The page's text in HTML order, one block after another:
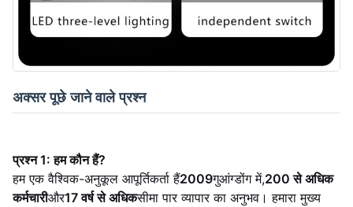
अक्सर पूछे जाने वाले प्रश्न
प्रश्न 1: हम कौन हैं?
हम एक वैश्विक-अनुकूल आपूर्तिकर्ता हैं2009गुआंग्डोंग में,200 से अधिक
कर्मचारीऔर17 वर्ष से अधिकसीमा पार व्यापार का अनुभव। हमारा मुख्य